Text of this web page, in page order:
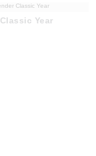
Classic Year